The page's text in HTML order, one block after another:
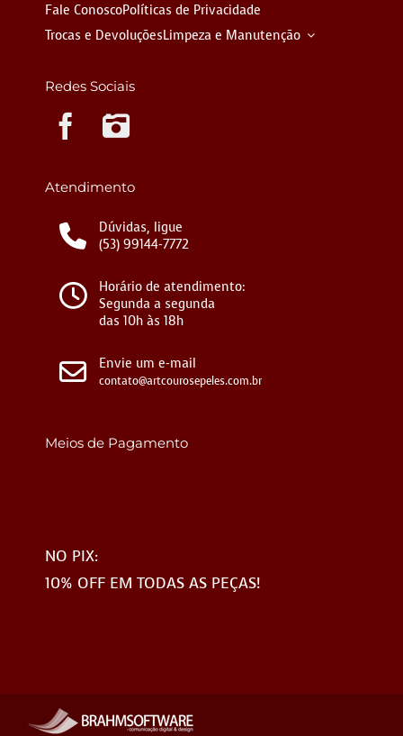
Fale ConoscoPolíticas de Privacidade
Trocas e DevoluçõesLimpeza e Manutenção
Redes Sociais
Atendimento
Dúvidas, ligue
(53) 99144-7772
Horário de atendimento:
Segunda a segunda
das 10h às 18h
Envie um e-mail
contato@artcourosepeles.com.br
Meios de Pagamento
NO PIX:
10% OFF EM TODAS AS PEÇAS!